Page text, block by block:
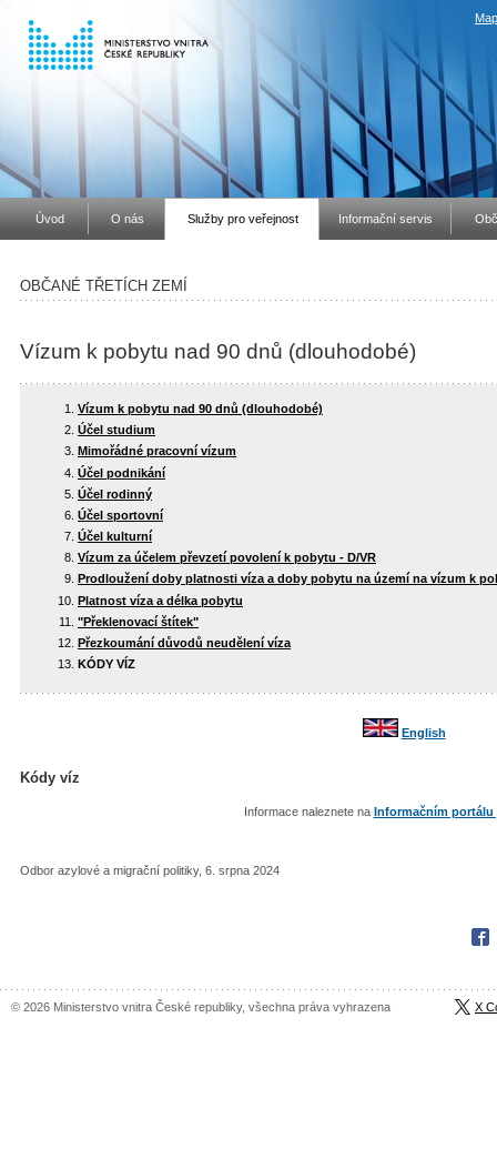
Úvod O nás Služby pro veřejnost Informační servis
OBČANÉ TŘETÍCH ZEMÍ
Vízum k pobytu nad 90 dnů (dlouhodobé)
Vízum k pobytu nad 90 dnů (dlouhodobé)
Účel studium
Mimořádné pracovní vízum
Účel podnikání
Účel rodinný
Účel sportovní
Účel kulturní
Vízum za účelem převzetí povolení k pobytu - D/VR
Prodloužení doby platnosti víza a doby pobytu na území na vízum k
Platnost víza a délka pobytu
"Překlenovací štítek"
Přezkoumání důvodů neudělení víza
KÓDY VÍZ
English
Kódy víz
Informace naleznete na Informačním
Odbor azylové a migrační politiky, 6. srpna 2024
© 2026 Ministerstvo vnitra České republiky, všechna práva vyhrazena X